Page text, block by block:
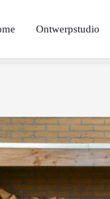
Ontwerpstudio